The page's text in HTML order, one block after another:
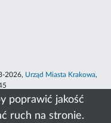
poprawić jakość
ruch na stronie.
2026, Urząd Miasta Krakowa,